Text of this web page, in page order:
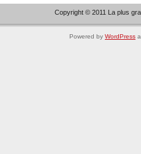
Copyright © 2011 La plus
Powered by WordPress